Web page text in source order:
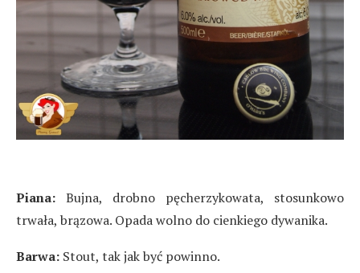
Piana: Bujna, drobno pęcherzykowata, stosunkowo
trwała, brązowa. Opada wolno do cienkiego dywanika.
Barwa: Stout, tak jak być powinno.